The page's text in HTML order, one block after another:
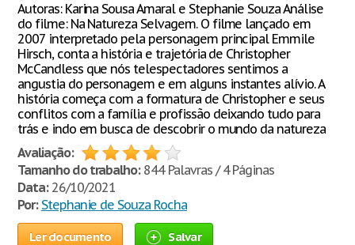
Autoras: Karina Sousa Amaral e Stephanie Souza Análise
do filme: Na Natureza Selvagem. O filme lançado em
2007 interpretado pela personagem principal Emmile
Hirsch, conta a história e trajetória de Christopher
McCandless que nós telespectadores sentimos a
angustia do personagem e em alguns instantes alívio. A
história começa com a formatura de Christopher e seus
conflitos com a família e profissão deixando tudo para
trás e indo em busca de descobrir o mundo da natureza
Avaliação:
Tamanho do trabalho:844 Palavras / 4 Páginas
Data:26/10/2021
Por: Stephanie de Souza Rocha
Ler documento Salvar